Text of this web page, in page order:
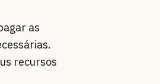
as
recursos